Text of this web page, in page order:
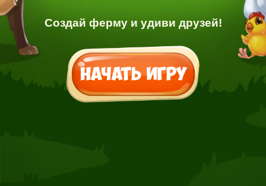
Создай ферму и удиви друзей!